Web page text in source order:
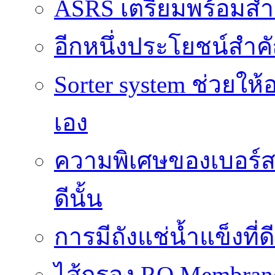
ASRS เตรียมพร้อม
อีกหนึ่งประโยชน์สำคั
Sorter system ช่วย
เอง
ความพิเศษของเบอ
ดีนั้น
การมีถังแช่น้ำแข็งที่